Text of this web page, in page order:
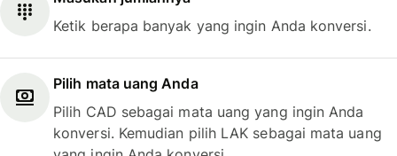
Ketik berapa banyak yang ingin Anda konversi.
Pilih mata uang Anda
Pilih CAD sebagai mata uang yang ingin Anda
konversi. Kemudian pilih LAK sebagai mata uang